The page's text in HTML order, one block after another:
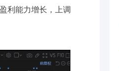
利能力增长，上调